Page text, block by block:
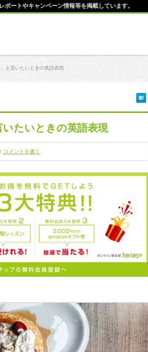
ートやキャンペーン情報等を掲載しています。
と言いたいときの英語表現
いたいときの英語表現
コメントを書く